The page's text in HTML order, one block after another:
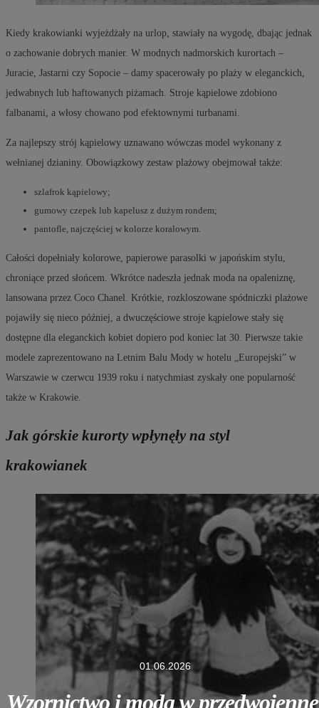
01.06.2026
Wzornictwo i moda w
Kiedy krakowianki wyjeżdżały na urlop, stawiały na wygodę, dbając jednak
o zachowanie dobrych manier. W modnych nadmorskich kurortach –
Juracie, Jastarni czy Sopocie – damy spacerowały po plaży w eleganckich,
jedwabnych lub haftowanych piżamach. Stroje kąpielowe zdobiono
falbanami, a włosy chowano pod efektownymi turbanami.
Za najlepszy strój kąpielowy uznawano wówczas model wykonany z
wełnianej dzianiny. Obowiązkowy zestaw plażowy obejmował także:
szlafrok kąpielowy;
gumowy czepek lub kapelusz z dużym rondem;
pantofle, najczęściej w kolorze koralowym.
Całości dopełniały kolorowe, papierowe parasolki w japońskim stylu,
chroniące przed słońcem. Wkrótce nadeszła jednak moda na opaleniznę,
lansowana przez Coco Chanel. Krótkie, rozkloszowane spódniczki plażowe
pojawiły się nieco później, a dwuczęściowe stroje kąpielowe stały się
dostępne dla eleganckich kobiet dopiero pod koniec lat 30. Pierwsze takie
modele zaprezentowano na Letnim Balu Mody w hotelu „Europejski” w
Warszawie w czerwcu 1939 roku i natychmiast zyskały one popularność
także w Krakowie.
Jak górskie kurorty wpłynęły na styl
krakowianek